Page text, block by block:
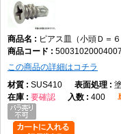
ピアス皿（小頭Ｄ＝６
この商品の詳細はコチラ
SUS410
要確認
400